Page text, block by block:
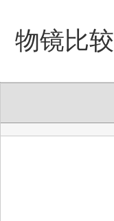
物镜比较